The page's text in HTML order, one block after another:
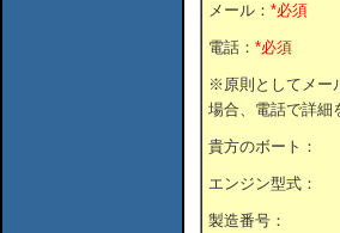
メール： *必須
電話： *必須
※原則としてメー
場合、電話で詳細
貴方のボート：
エンジン型式：
製造番号：